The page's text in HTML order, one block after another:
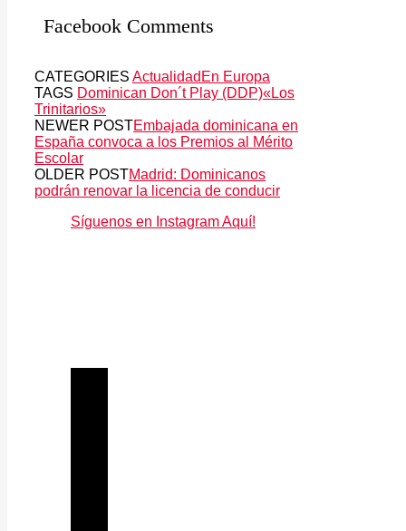
Facebook Comments
CATEGORIES Actualidad En Europa
TAGS Dominican Don´t Play (DDP)«Los
Trinitarios»
NEWER POSTEmbajada dominicana en
España convoca a los Premios al Mérito
Escolar
OLDER POSTMadrid: Dominicanos
podrán renovar la licencia de conducir
Síguenos en Instagram Aquí!